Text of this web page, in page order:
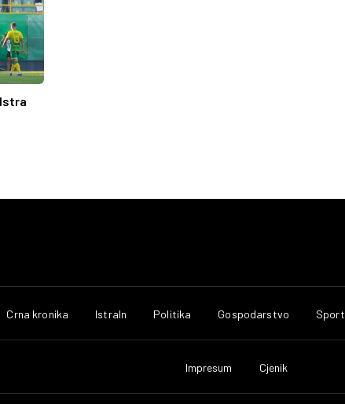
Crna kronika IstraIn Politika Gospodarstvo Sport
Impresum Cjenik